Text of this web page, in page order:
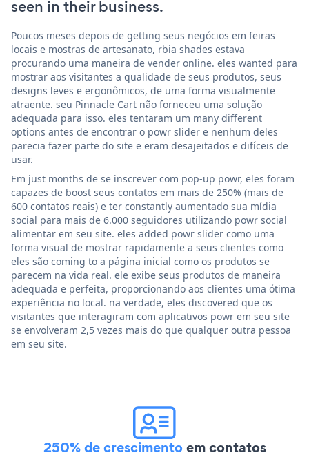
seen in their business.
Poucos meses depois de getting seus negócios em feiras
locais e mostras de artesanato, rbia shades estava
procurando uma maneira de vender online. eles wanted para
mostrar aos visitantes a qualidade de seus produtos, seus
designs leves e ergonômicos, de uma forma visualmente
atraente. seu Pinnacle Cart não forneceu uma solução
adequada para isso. eles tentaram um many different
options antes de encontrar o powr slider e nenhum deles
parecia fazer parte do site e eram desajeitados e difíceis de
usar.
Em just months de se inscrever com pop-up powr, eles foram
capazes de boost seus contatos em mais de 250% (mais de
600 contatos reais) e ter constantly aumentado sua mídia
social para mais de 6.000 seguidores utilizando powr social
alimentar em seu site. eles added powr slider como uma
forma visual de mostrar rapidamente a seus clientes como
eles são coming to a página inicial como os produtos se
parecem na vida real. ele exibe seus produtos de maneira
adequada e perfeita, proporcionando aos clientes uma ótima
experiência no local. na verdade, eles discovered que os
visitantes que interagiram com aplicativos powr em seu site
se envolveram 2,5 vezes mais do que qualquer outra pessoa
em seu site.
250% de crescimentoem contatos